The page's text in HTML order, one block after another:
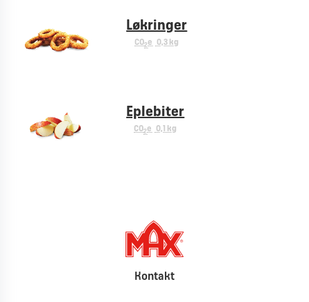
Løkringer
CO2e 0,3 kg
Eplebiter
CO2e 0,1 kg
Kontakt